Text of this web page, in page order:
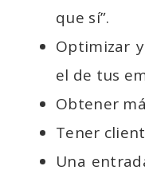
que sí”.
Optimizar
el de tus
Obtener
Tener
Una